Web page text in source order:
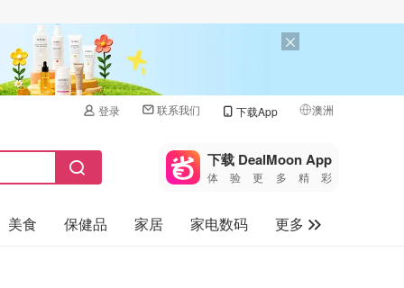
登录 联系我们 下载App 澳洲
🇺🇸
🇨🇳 中国
🇨🇦加拿大
下载 DealMoon App
体验更多精彩
美食 保健品 家居 家电数码
更多